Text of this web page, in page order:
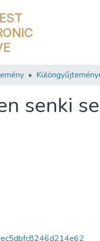
senki